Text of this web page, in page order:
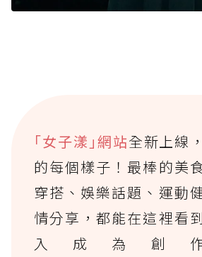
｢女子漾｣網站全新上線
的每個樣子！最棒的美
穿搭、娛樂話題、運動
情分享，都能在這裡看
入成為創